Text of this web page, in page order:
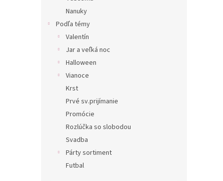
Nanuky
Podľa témy
Valentín
Jar a veľká noc
Halloween
Vianoce
Krst
Prvé sv.prijímanie
Promócie
Rozlúčka so slobodou
Svadba
Párty sortiment
Futbal